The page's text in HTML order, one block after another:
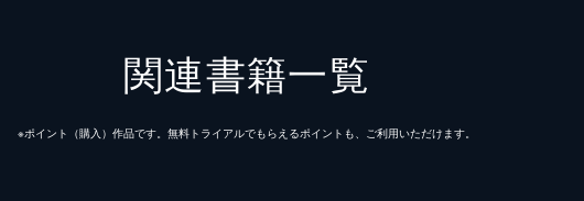
関連書籍一覧
※ポイント（購⼊）作品です。無料トライアルでもらえるポイントも、ご利⽤いただけます。